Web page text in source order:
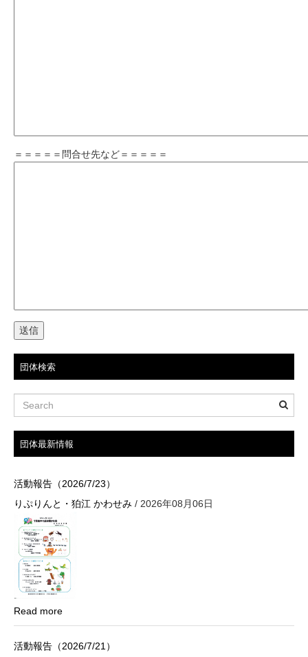
＝＝＝＝＝問合せ先など＝＝＝＝＝
団体検索
団体最新情報
活動報告（2026/7/23）
りぷりんと・狛江 かわせみ / 2026年08月06日
Read more
活動報告（2026/7/21）